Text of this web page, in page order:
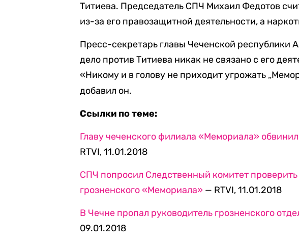
Титиева. Председатель СПЧ Михаил Федотов
из-за его правозащитной деятельности, а
Пресс-секретарь главы Чеченской республики
дело против Титиева никак не связано с его
«Никому и в голову не приходит угрожать „
добавил он.
Ссылки по теме:
Главу чеченского филиала «Мемориала»
RTVI, 11.01.2018
СПЧ попросил Следственный комитет
грозненского «Мемориала» — RTVI, 11.01.2018
В Чечне пропал руководитель грозненского
09.01.2018